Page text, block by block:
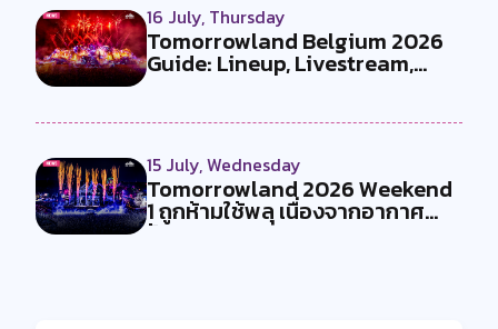
16 July, Thursday
Tomorrowland Belgium 2026
Guide: Lineup, Livestream,
15 July, Wednesday
Tomorrowland 2026 Weekend
1 ถูกห้ามใช้พลุ เนื่องจากอากาศ
ร้อน...